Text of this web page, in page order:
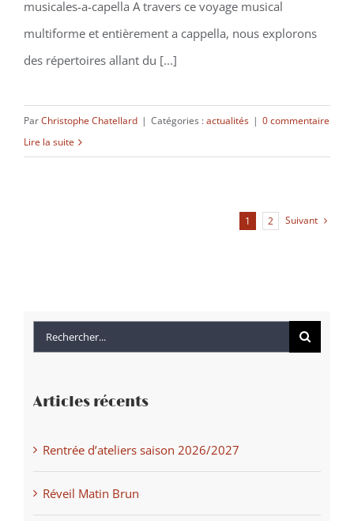
musicales-a-capella A travers ce voyage musical
multiforme et entièrement a cappella, nous explorons
des répertoires allant du [...]
ParChristophe Chatellard | Catégories :actualités | 0 commentaire
Lire la suite
1 2 Suivant
Rechercher:
Articles récents
Rentrée d’ateliers saison 2026/2027
Réveil Matin Brun